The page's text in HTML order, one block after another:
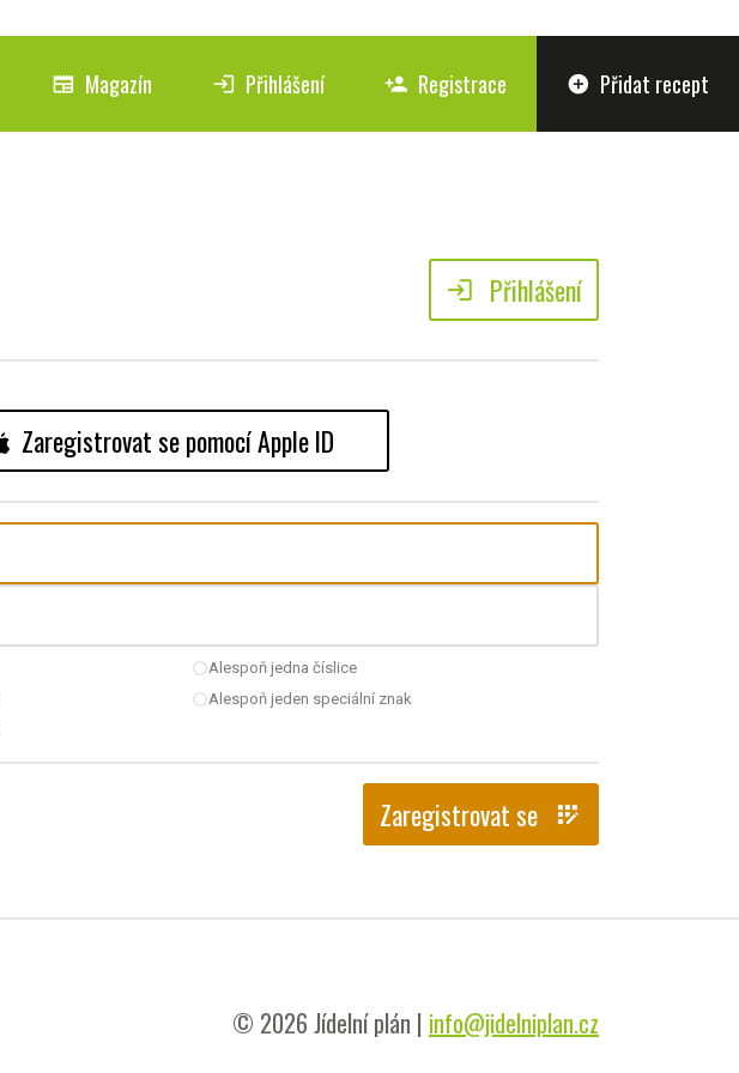
newspaper Magazín login Přihlášení person_add Registrace add_circle Přidat recept
login Přihlášení
Zaregistrovat se pomocí Apple ID
radio_button_uncheckedAlespoň jedna číslice
radio_button_uncheckedAlespoň jeden speciální znak
Zaregistrovat se app_registration
© 2026 Jídelní plán | info@jidelniplan.cz